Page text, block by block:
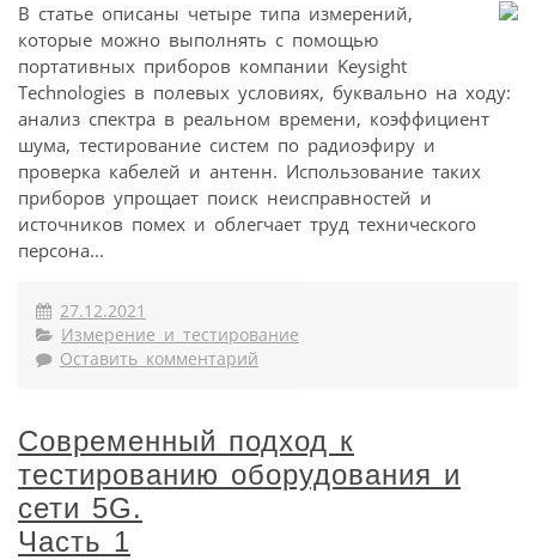
В статье описаны четыре типа измерений,
которые можно выполнять с помощью
портативных приборов компании Keysight
Technologies в полевых условиях, буквально на ходу:
анализ спектра в реальном времени, коэффициент
шума, тестирование систем по радиоэфиру и
проверка кабелей и антенн. Использование таких
приборов упрощает поиск неисправностей и
источников помех и облегчает труд технического
персона...
27.12.2021
Измерение и тестирование
Оставить комментарий
Современный подход к
тестированию оборудования и
сети 5G.
Часть 1